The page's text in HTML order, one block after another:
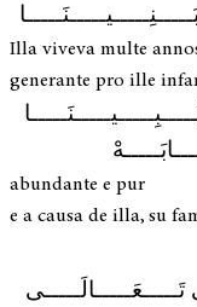
Illa viveva multe
generante pro ille
abundante e pur
e a causa de illa, su